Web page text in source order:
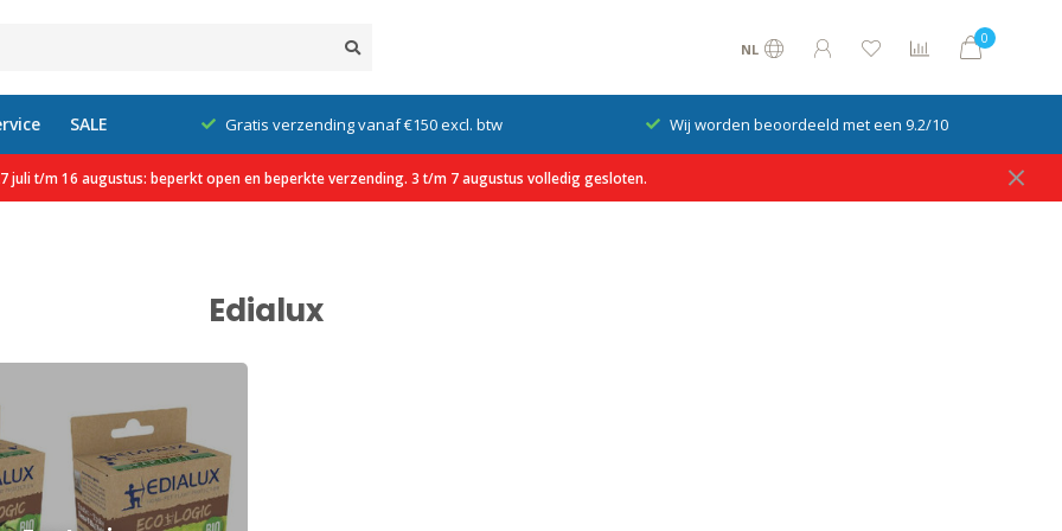
NL
0
SALE Gratis verzending vanaf €150 excl. btw Wij worden beoordeeld met een 9.2/10
juli t/m 16 augustus: beperkt open en beperkte verzending. 3 t/m 7 augustus volledig gesloten.
Edialux